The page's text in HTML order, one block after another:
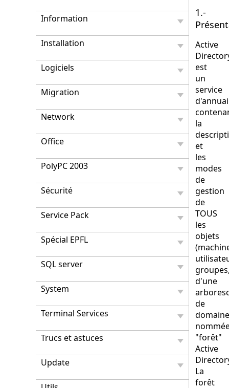
Information
Installation
Logiciels
Migration
Network
Office
PolyPC 2003
Sécurité
Service Pack
Spécial EPFL
SQL server
System
Terminal Services
Trucs et astuces
Update
1.-
Active
est
un
service
la
et
les
modes
de
gestion
de
TOUS
les
objets
d'une
de
"forêt"
Active
La
forêt